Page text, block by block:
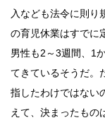
入なども法令に則り
の育児休業はすでに
男性も2～3週間、1
てきているそうだ。
指したわけではない
えて、決まったもの